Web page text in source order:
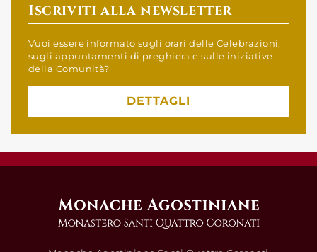
Iscriviti alla newsletter
Vuoi essere informato sugli orari delle Celebrazioni,
sugli appuntamenti di preghiera e sulle iniziative
della Comunità?
DETTAGLI